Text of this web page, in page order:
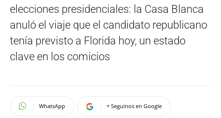
elecciones presidenciales: la Casa Blanca
anuló el viaje que el candidato republicano
tenía previsto a Florida hoy, un estado
clave en los comicios
WhatsApp + Seguinos en Google